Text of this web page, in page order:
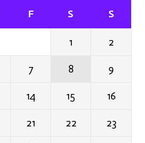
F S S
1 2
7 8 9
14 15 16
21 22 23